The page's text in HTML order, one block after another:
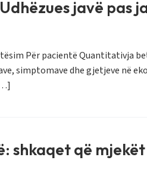
javë pas
Për pacientë Quantitativja
simptomave dhe gjetjeve në
shkaqet që